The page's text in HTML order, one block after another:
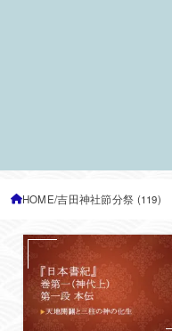
HOME 吉田神社節分祭 (119)